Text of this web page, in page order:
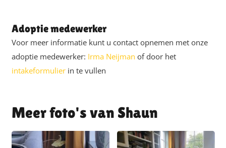
Adoptie medewerker
Voor meer informatie kunt u contact opnemen met onze
adoptie medewerker: Irma Neijman of door het
intakeformulierin te vullen
Shaun